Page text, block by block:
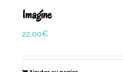
Imagine
22,00€